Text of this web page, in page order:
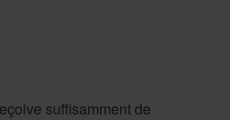
suffisamment de